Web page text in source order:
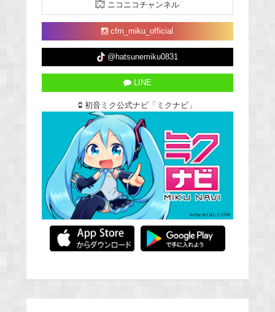
ニコニコチャンネル
cfm_miku_official
@hatsunemiku0831
LINE
初音ミク公式ナビ「ミクナビ」